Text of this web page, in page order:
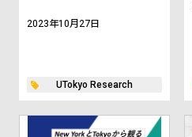
2023年10月27日
UTokyo Research